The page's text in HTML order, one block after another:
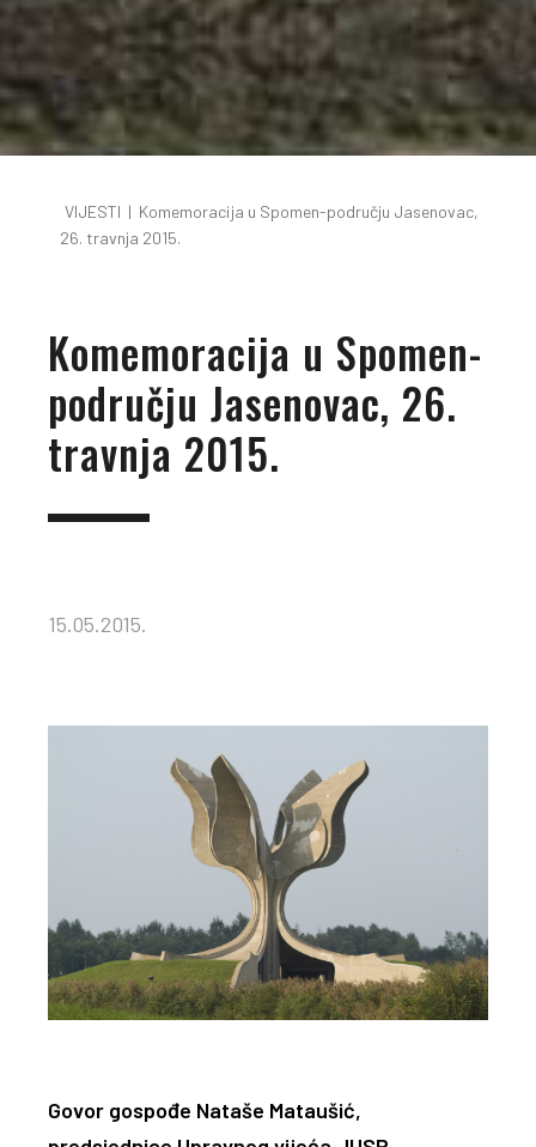
VIJESTI | Komemoracija u Spomen-području Jasenovac,
26. travnja 2015.
Komemoracija u Spomen-
području Jasenovac, 26.
travnja 2015.
15.05.2015.
Govor gospođe Nataše Mataušić,